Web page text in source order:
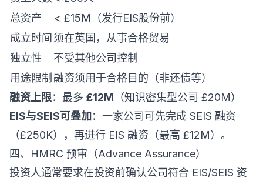
总资产
< £15M（发行EIS股份前）
成立时间 须在英国，从事合格贸易
独立性
不受其他公司控制
用途限制 融资须用于合格目的（非还债等）
融资上限：最多 £12M （知识密集型公司 £20M）
EIS与SEIS可叠加 ：一家公司可先完成 SEIS 融资
（£250K），再进行 EIS 融资（最高 £12M）。
四、HMRC 预审（Advance Assurance）
投资人通常要求在投资前确认公司符合 EIS/SEIS 资